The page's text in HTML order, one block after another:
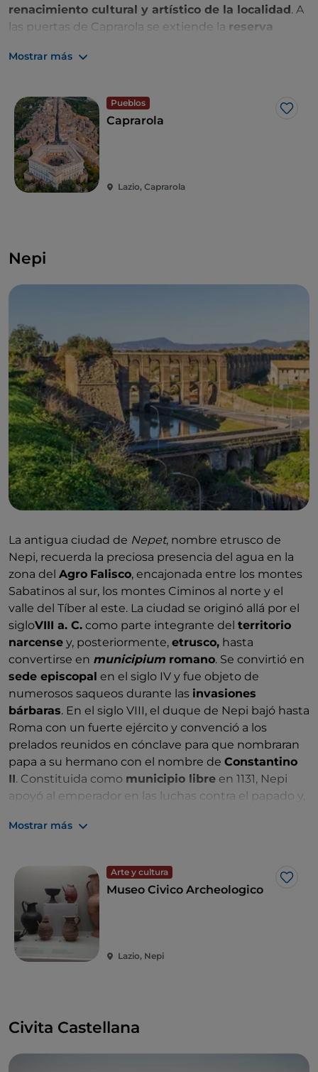
renacimiento cultural y artístico de la localidad. A
las puertas de Caprarola se extiende la reserva
bosques de robles y hayas.
Mostrar más
Pueblos
Me
Caprarola
Lazio, Caprarola
Nepi
La antigua ciudad de Nepet, nombre etrusco de
Nepi, recuerda la preciosa presencia del agua en la
zona del Agro Falisco, encajonada entre los montes
Sabatinos al sur, los montes Ciminos al norte y el
valle del Tíber al este. La ciudad se originó allá por el
sigloVIII a. C. como parte integrante del territorio
narcense y, posteriormente, etrusco, hasta
convertirse en municipium romano. Se convirtió en
sede episcopal en el siglo IV y fue objeto de
numerosos saqueos durante las invasiones
bárbaras. En el siglo VIII, el duque de Nepi bajó hasta
Roma con un fuerte ejército y convenció a los
prelados reunidos en cónclave para que nombraran
papa a su hermano con el nombre de Constantino
II. Constituida como municipio libre en 1131, Nepi
apoyó al emperador en las luchas contra el papado y,
una posesión feudal, concedida sucesivamente a los
papa Alejandro VI(Rodrigo Borgia, o Borja) expulsó
de Nepi a los Sforza y la donó a su hija
Lucrecia
quien la administraría admirablemente.
Mostrar más
Arte y cultura
Me
Museo Civico Archeologico
Lazio, Nepi
Civita Castellana